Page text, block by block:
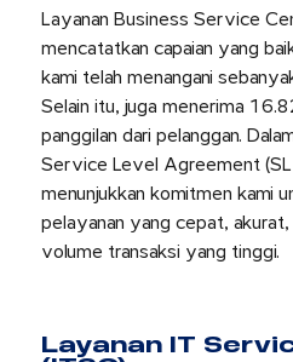
Layanan Business Service
mencatatkan capaian yang
kami telah menangani
Selain itu, juga menerima
panggilan dari pelanggan.
Service Level Agreement
menunjukkan komitmen kami
pelayanan yang cepat,
volume transaksi yang tinggi.
Layanan IT